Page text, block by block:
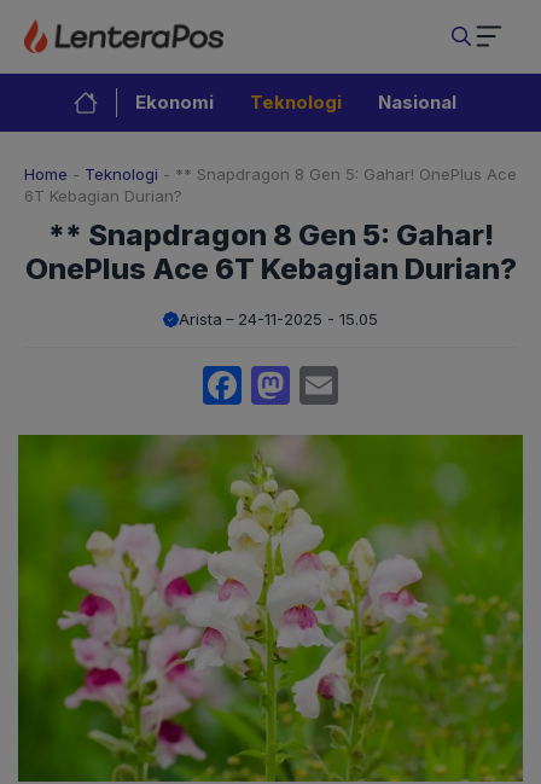
Langsung
isi
Ekonomi Teknologi Nasional
Home - Teknologi - ** Snapdragon 8 Gen 5: Gahar! OnePlus Ace
6T Kebagian Durian?
** Snapdragon 8 Gen 5: Gahar!
OnePlus Ace 6T Kebagian Durian?
Arista 24-11-2025 - 15.05
Facebook
Mastodon